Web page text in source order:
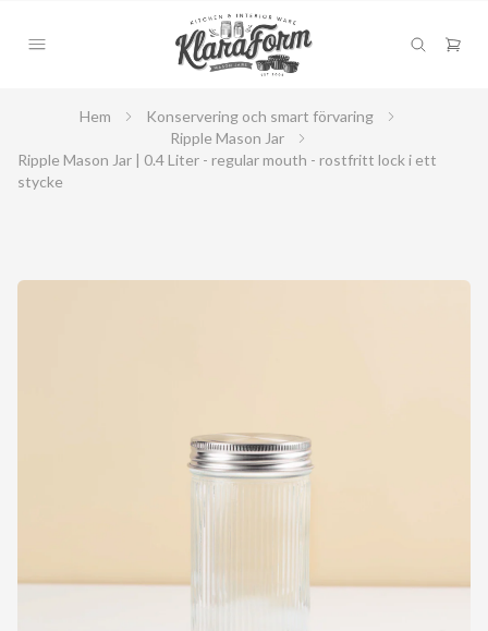
Hem
Konservering och smart förvaring
Ripple Mason Jar
Ripple Mason Jar | 0.4 Liter - regular mouth - rostfritt lock i ett
stycke